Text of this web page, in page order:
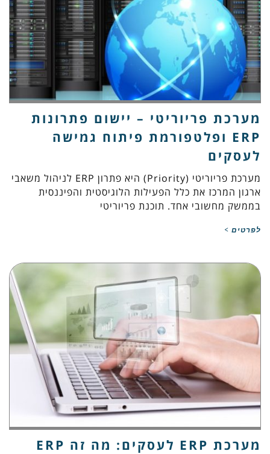
מערכת פריוריטי – יישום פתרונות
ERP ופלטפורמת פיתוח גמישה
לעסקים
מערכת פריוריטי (Priority) היא פתרון ERP לניהול משאבי
ארגון המרכז את כלל הפעילות הלוגיסטית והפיננסית
בממשק מחשובי אחד. תוכנת פריוריטי
לפרטים >
מערכת ERP לעסקים: מה זה ERP